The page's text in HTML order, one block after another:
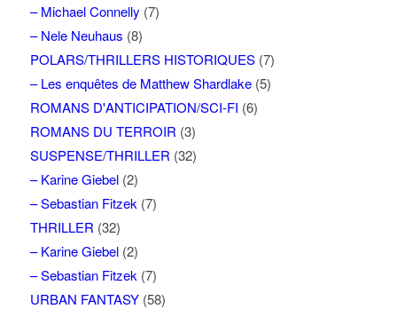
– Michael Connelly (7)
– Nele Neuhaus (8)
POLARS/THRILLERS HISTORIQUES(7)
– Les enquêtes de Matthew Shardlake(5)
ROMANS D'ANTICIPATION/SCI-FI (6)
ROMANS DU TERROIR (3)
SUSPENSE/THRILLER (32)
– Karine Giebel(2)
– Sebastian Fitzek (7)
THRILLER (32)
– Karine Giebel(2)
– Sebastian Fitzek (7)
URBAN FANTASY(58)